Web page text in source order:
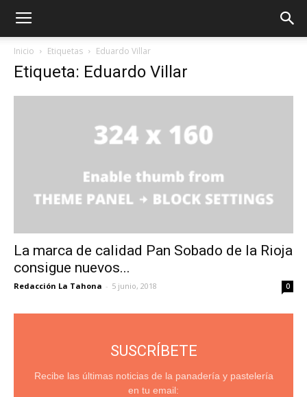
Inicio Etiquetas Eduardo Villar
Etiqueta: Eduardo Villar
La marca de calidad Pan Sobado de la Rioja
consigue nuevos...
Redacción La Tahona - 5 junio, 2018 0
SUSCRÍBETE
Recibe las últimas noticias de la panadería y pastelería
en tu email: